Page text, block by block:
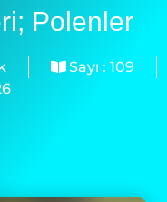
Polenler
Sayı : 109